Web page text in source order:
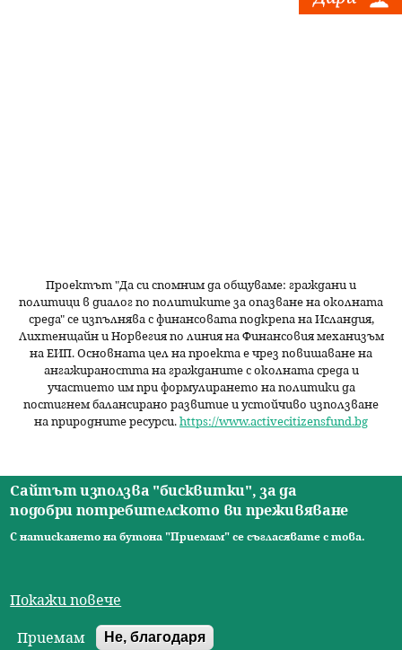
Проектът "Да си спомним даобщуваме: граждани и
политици в диалог по политиките за опазване на околната
среда" се изпълнява с финансовата подкрепа на Исландия,
Лихтенщайн и Норвегия по линия на Финансовия механизъм
на ЕИП. Основната цел на проекта е чрез повишаване на
ангажираността на гражданите с околната среда и
участието им при формулирането на политики да
постигнем балансирано развитие и устойчиво използване
на природните ресурси.https://www.activecitizensfund.bg
О
н
о
Начало Новини Видео Ресурси За нас
Екип
Контакти
Сайтът използва "бисквитки", за да
подобри потребителското ви преживяване
С натискането на бутона "Приемам" се съгласявате с това.
Покажи повече
Приемам
Не, благодаря